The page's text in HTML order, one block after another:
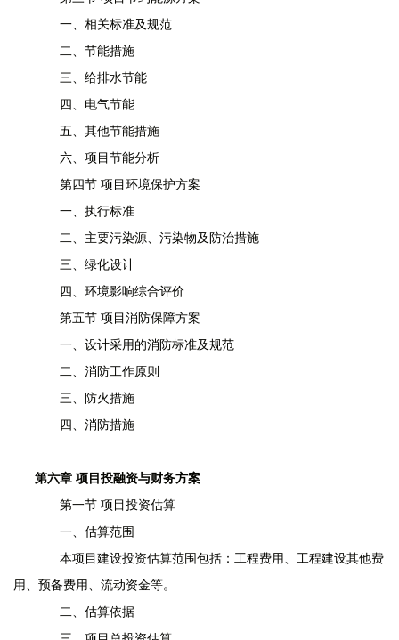
一、相关标准及规范
二、节能措施
三、给排水节能
四、电气节能
五、其他节能措施
六、项目节能分析
第四节 项目环境保护方案
一、执行标准
二、主要污染源、污染物及防治措施
三、绿化设计
四、环境影响综合评价
第五节 项目消防保障方案
一、设计采用的消防标准及规范
二、消防工作原则
三、防火措施
四、消防措施
第六章 项目投融资与财务方案
第一节 项目投资估算
一、估算范围
本项目建设投资估算范围包括：工程费用、工程建设其他费
用、预备费用、流动资金等。
二、估算依据